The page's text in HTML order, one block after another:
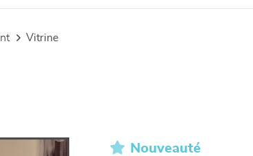
vitrine
Nouveauté